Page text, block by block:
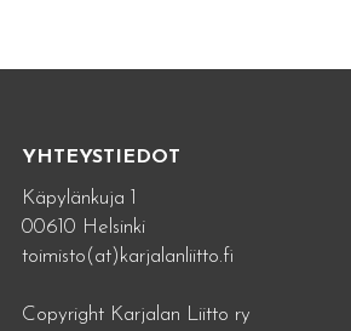
YHTEYSTIEDOT
Käpylänkuja 1
00610 Helsinki
toimisto(at)karjalanliitto.fi
Copyright Karjalan Liitto ry